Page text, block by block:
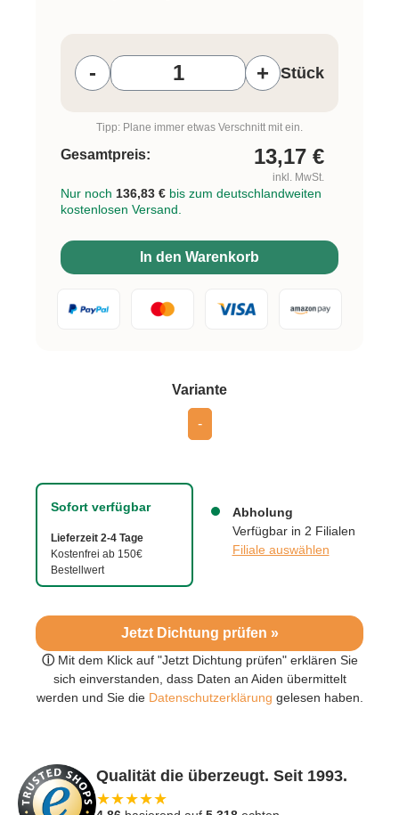
Jetzt Dichtung prüfen »
ⓘ Mit dem Klick auf "Jetzt Dichtung prüfen" erklären Sie
sich einverstanden, dass Daten an Aiden übermittelt
werden und Sie dieDatenschutzerklärung gelesen haben.
Sofort verfügbar
Lieferzeit 2-4 Tage
Kostenfrei ab 150€
Bestellwert
Abholung
Verfügbar in 2 Filialen
Filiale auswählen
Varianteauswählen
-
- + Stück
Tipp: Plane immer etwas Verschnitt mit ein.
Gesamtpreis: 13,17 €
inkl. MwSt.
Nur noch 136,83 € bis zum deutschlandweiten
kostenlosen Versand.
In den Warenkorb
Qualität die überzeugt. Seit 1993.
★★★★★